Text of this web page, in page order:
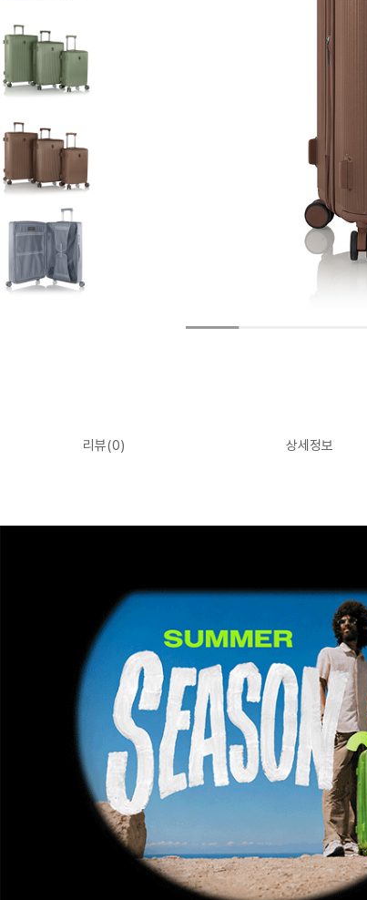
리뷰(0) 상세정보